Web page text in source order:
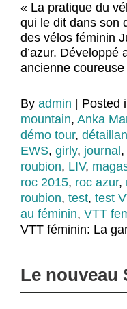
« La pratique du
qui le dit dans son
des vélos féminin
d’azur. Développé
ancienne
By admin Posted
mountain, Anka
démo tour,
EWS, girly, journal ,
roubion, LIV,
roc 2015, roc azur,
roubion, test, test
au féminin, VTT
VTT féminin: La
Le nouveau